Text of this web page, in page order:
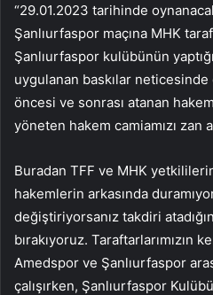
“29.01.2023 tarihinde
Şanlıurfaspor maçına MHK
Şanlıurfaspor kulübünün
uygulanan baskılar
öncesi ve sonrası atanan
yöneten hakem camiamızı zan
Buradan TFF ve MHK
hakemlerin arkasında
değiştiriyorsanız takdiri
bırakıyoruz. Taraftarlarımızın
Amedspor ve Şanlıurfaspor
çalışırken, Şanlıurfaspor